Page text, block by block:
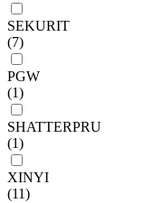
SEKURIT
(7)
PGW
(1)
SHATTERPRU
(1)
XINYI
(11)